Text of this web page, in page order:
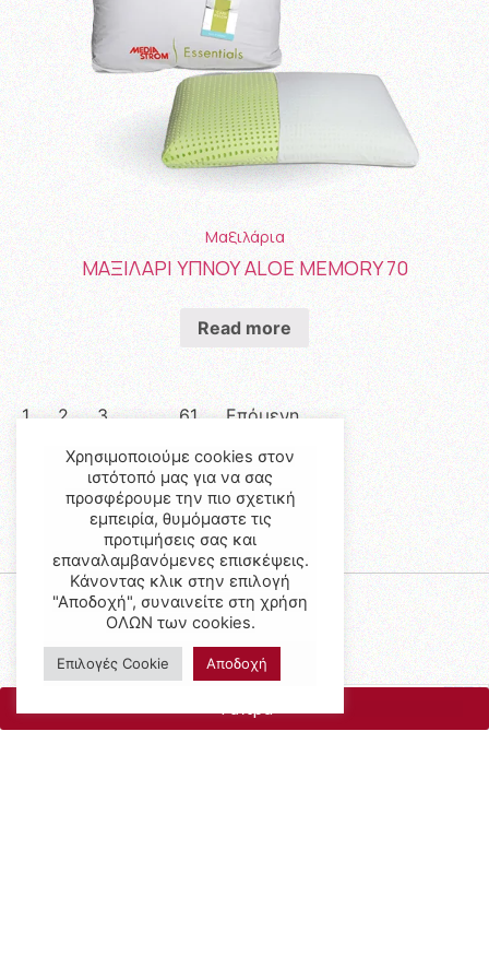
Μαξιλάρια
ΜΑΞΙΛΑΡΙ ΥΠΝΟΥ ALOE MEMORY 70
Read more
1 2 3 … 61 Επόμενη
Φίλτρα
Χρησιμοποιούμε cookies στον
ιστότοπό μας για να σας
προσφέρουμε την πιο σχετική
εμπειρία, θυμόμαστε τις
προτιμήσεις σας και
επαναλαμβανόμενες επισκέψεις.
Κάνοντας κλικ στην επιλογή
"Αποδοχή", συναινείτε στη χρήση
ΟΛΩΝ των cookies.
Επιλογές Cookie Αποδοχή